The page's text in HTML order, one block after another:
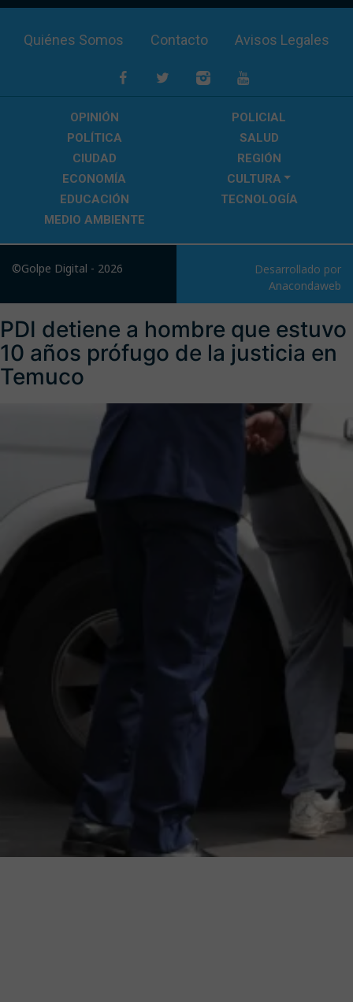
Quiénes Somos Contacto Avisos Legales
OPINIÓN
POLICIAL
POLÍTICA
SALUD
CIUDAD
REGIÓN
ECONOMÍA
CULTURA
EDUCACIÓN
TECNOLOGÍA
MEDIO AMBIENTE
©Golpe Digital - 2026
Desarrollado por
Anacondaweb
PDI detiene a hombre que estuvo
10 años prófugo de la justicia en
Temuco